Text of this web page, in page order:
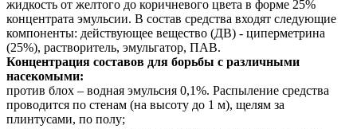
жидкость от желтого до коричневого цвета в форме 25%
концентрата эмульсии. В состав средства входят следующие
компоненты: действующее вещество (ДВ) - циперметрина
(25%), растворитель, эмульгатор, ПАВ.
Концентрация составов для борьбы с различными
насекомыми:
против блох – водная эмульсия 0,1%. Распыление средства
проводится по стенам (на высоту до 1 м), щелям за
плинтусами, по полу;